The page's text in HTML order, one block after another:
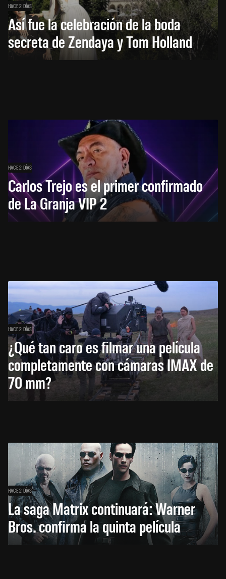
HACE 2 DÍAS
Así fue la celebración de la boda
secreta de Zendaya y Tom Holland
HACE 2 DÍAS
Carlos Trejo es el primer confirmado
de La Granja VIP 2
HACE 2 DÍAS
¿Qué tan caro es filmar una película
completamente con cámaras IMAX de
70 mm?
HACE 2 DÍAS
La saga Matrix continuará: Warner
Bros. confirma la quinta película